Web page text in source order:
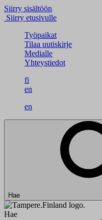
Siirry sisältöön
Siirry etusivulle
Työpaikat
Tilaa uutiskirje
Medialle
Yhteystiedot
fi
en
en
Hae
Hae